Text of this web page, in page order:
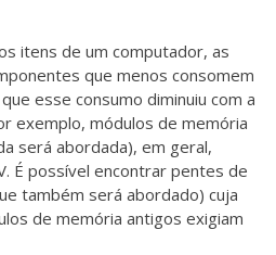
itens de um computador, as
que menos consomem
esse consumo diminuiu com a
exemplo, módulos de memória
será abordada), em geral,
É possível encontrar pentes de
também será abordado) cuja
de memória antigos exigiam